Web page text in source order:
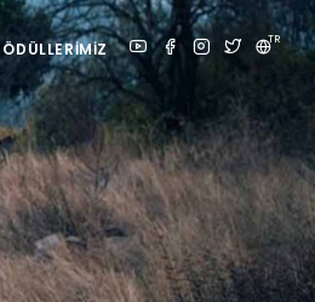
TR
ÖDÜLLERIMIZ